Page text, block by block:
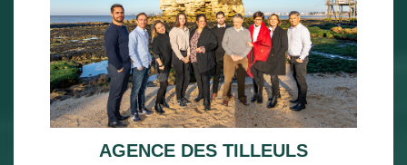
AGENCE DES TILLEULS